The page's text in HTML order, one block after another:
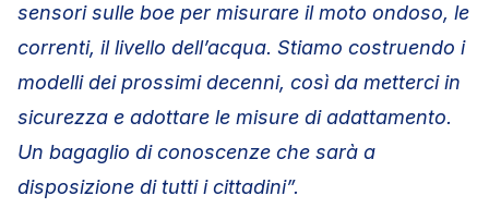
sensori sulle boe per misurare il moto ondoso, le
correnti, il livello dell’acqua. Stiamo costruendo i
modelli dei prossimi decenni, così da metterci in
sicurezza e adottare le misure di adattamento.
Un bagaglio di conoscenze che sarà a
disposizione di tutti i cittadini”.